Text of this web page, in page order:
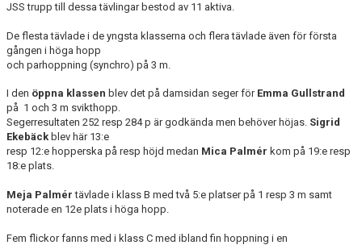
WEBSHOP
JSS trupp till dessa tävlingar bestod av 11 aktiva.
De flesta tävlade i de yngsta klasserna och flera tävlade även för första
gången i höga hopp
och parhoppning (synchro) på 3 m.
I den öppna klassen blev det på damsidan seger för Emma Gullstrand
på 1 och 3 m svikthopp.
Segerresultaten 252 resp 284 p är godkända men behöver höjas. Sigrid
Ekebäck blev här 13:e
resp 12:e hopperska på resp höjd medan Mica Palmér kom på 19:e resp
18:e plats.
Meja Palmér tävlade i klass B med två 5:e platser på 1 resp 3 m samt
noterade en 12e plats i höga hopp.
Fem flickor fanns med i klass C med ibland fin hoppning i en